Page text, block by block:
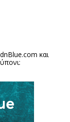
και